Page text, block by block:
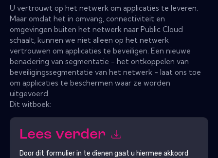
U vertrouwt op het netwerk om applicaties te leveren.
Maar omdat het in omvang, connectiviteit en
omgevingen buiten het netwerk naar Public Cloud
schaalt, kunnen we niet alleen op het netwerk
vertrouwen om applicaties te beveiligen. Een nieuwe
benadering van segmentatie - het ontkoppelen van
beveiligingssegmentatie van het netwerk - laat ons toe
om applicaties te beschermen waar ze worden
uitgevoerd.
Dit witboek:
Lees verder
Door dit formulier in te dienen gaat u hiermee akkoord